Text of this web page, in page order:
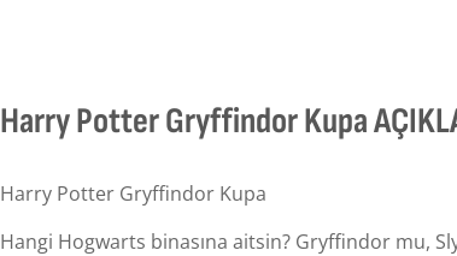
Harry Potter Gryffindor Kupa
Harry Potter Gryffindor Kupa
Hangi Hogwarts binasına aitsin? Gryffindor mu,